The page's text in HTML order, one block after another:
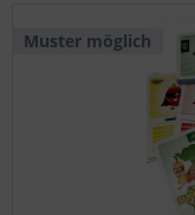
Muster möglich